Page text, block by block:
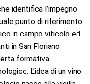
identifica l’impegno
punto di riferimento
in campo viticolo ed
in San Floriano
formativa
L’idea di un vino